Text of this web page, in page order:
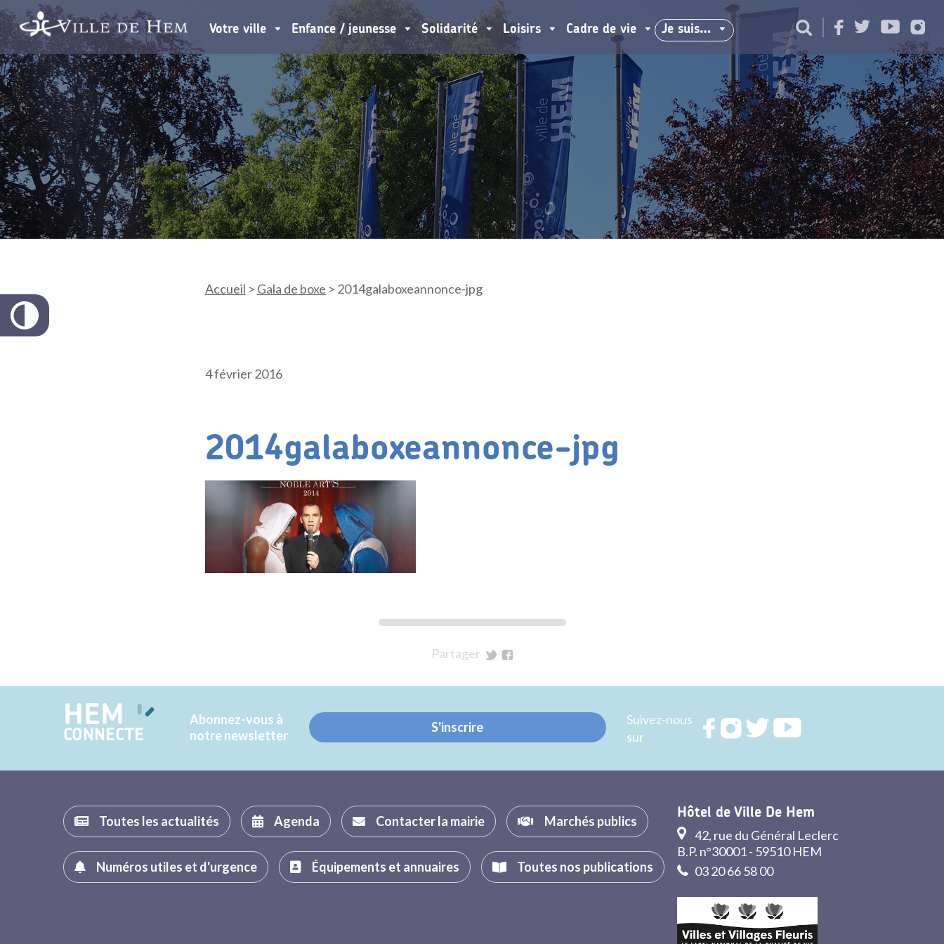
Votre ville Enfance / jeunesse Solidarité Loisirs Cadre de vie Je suis…
Accueil > Gala de boxe > 2014galaboxeannonce-jpg
4 février 2016
2014galaboxeannonce-jpg
Partager
Twitter
Facebook
HEM
CONNECTE
Abonnez-vous à
notre newsletter
S'inscrire
Suivez-nous
sur
RejoignezRejoignezRejoignez
Toutes les actualités Agenda Contacter la mairie Marchés publics
Numéros utiles et d'urgence Équipements et annuaires Toutes nos publications
Hôtel de Ville De Hem
42, rue du Général Leclerc
B.P. n°30001 - 59510 HEM
03 20 66 58 00